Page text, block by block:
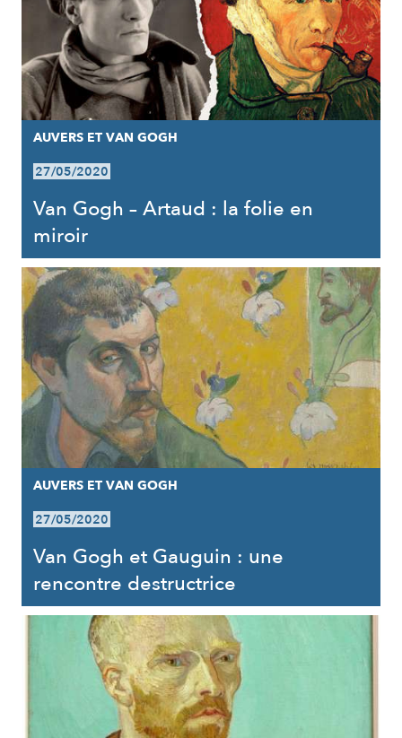
AUVERS ET VAN GOGH
27/05/2020
Van Gogh – Artaud : la folie en
miroir
AUVERS ET VAN GOGH
27/05/2020
Van Gogh et Gauguin : une
rencontre destructrice